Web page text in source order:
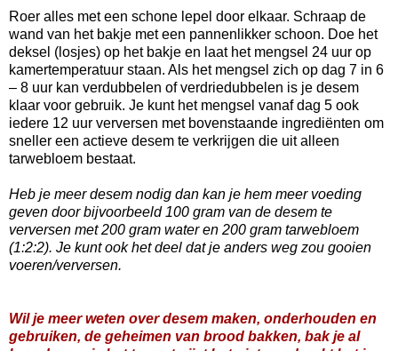
Roer alles met een schone lepel door elkaar. Schraap de
wand van het bakje met een pannenlikker schoon. Doe het
deksel (losjes) op het bakje en laat het mengsel 24 uur op
kamertemperatuur staan. Als het mengsel zich op dag 7 in 6
– 8 uur kan verdubbelen of verdriedubbelen is je desem
klaar voor gebruik. Je kunt het mengsel vanaf dag 5 ook
iedere 12 uur verversen met bovenstaande ingrediënten om
sneller een actieve desem te verkrijgen die uit alleen
tarwebloem bestaat.
Heb je meer desem nodig dan kan je hem meer voeding
geven door bijvoorbeeld 100 gram van de desem te
verversen met 200 gram water en 200 gram tarwebloem
(1:2:2). Je kunt ook het deel dat je anders weg zou gooien
voeren/verversen.
Wil je meer weten over desem maken, onderhouden en
gebruiken, de geheimen van brood bakken, bak je al